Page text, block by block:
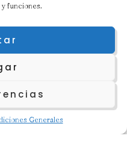
funciones.
Generales